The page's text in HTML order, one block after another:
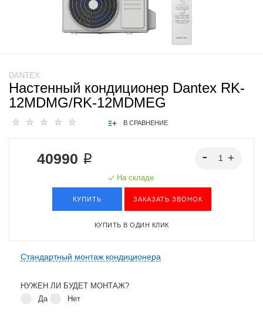
DANTEX
Настенный кондиционер Dantex RK-
12MDMG/RK-12MDMEG
В СРАВНЕНИЕ
40990 ₽
На складе
КУПИТЬ ЗАКАЗАТЬ ЗВОНОК
КУПИТЬ В ОДИН КЛИК
Стандартный монтаж кондиционера
НУЖЕН ЛИ БУДЕТ МОНТАЖ?
Да
Нет